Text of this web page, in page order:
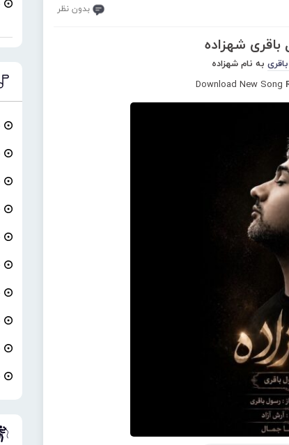
بدون نظر
باقری شهزاده
به نام شهزاده
Download New Song